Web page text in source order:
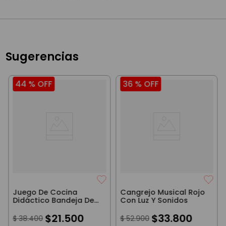
Sugerencias
44 % OFF
Juego De Cocina
Didáctico Bandeja De
Frutas Con Velcro
$ 38.400 $21.500
36 % OFF
Cangrejo Musical Rojo
Con Luz Y Sonidos
$ 52.900 $33.800